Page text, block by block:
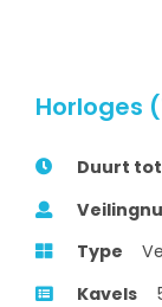
Horloges
Duurt tot
Type
Kavels